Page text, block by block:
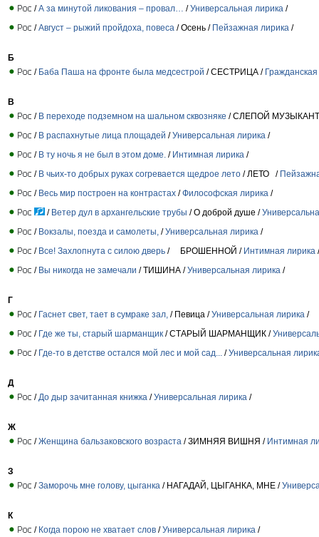
/А за минутой ликования – провал… /Универсальная лирика /
/Август – рыжий пройдоха, повеса / Осень / Пейзажная лирика /
Б
/ Баба Паша на фронте была медсестрой / СЕСТРИЦА /
В
/ В переходе подземном на шальном сквозняке / СЛЕПОЙ
/ В распахнутые лица площадей /Универсальная лирика /
/ В ту ночь я не был в этом доме. / Интимная лирика /
/ В чьих-то добрых руках согревается щедрое лето / ЛЕТО /
/ Весь мир построен на контрастах /Философская лирика /
/ Ветер дул в архангельские трубы / О доброй душе /
/ Вокзалы, поезда и самолеты, /Универсальная лирика /
/ Все! Захлопнута с силою дверь / БРОШЕННОЙ / Интимная лирика /
/ Вы никогда не замечали / ТИШИНА /Универсальная лирика /
Г
/ Гаснет свет, тает в сумраке зал, / Певица /Универсальная лирика /
/ Где же ты, старый шарманщик / СТАРЫЙ ШАРМАНЩИК /
/ Где-то в детстве остался мой лес и мой сад... /Универсальная
Д
/ До дыр зачитанная книжка /Универсальная лирика /
Ж
/Женщина бальзаковского возраста / ЗИМНЯЯ ВИШНЯ / Интимная
З
/Заморочь мне голову, цыганка / НАГАДАЙ, ЦЫГАНКА, МНЕ /
К
/ Когда порою не хватает слов /Универсальная лирика /